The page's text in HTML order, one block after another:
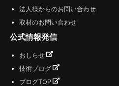
法人様からのお問い合わせ
取材のお問い合わせ
公式情報発信
おしらせ
技術ブログ
ブログTOP